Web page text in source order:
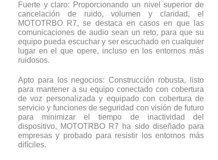
Fuerte y claro: Proporcionando un nivel superior de
cancelación de ruido, volumen y claridad, el
MOTOTRBO R7, se destaca en casos en que las
comunicaciones de audio sean un reto, para que su
equipo pueda escuchar y ser escuchado en cualquier
lugar en el que opere, incluso en los entornos más
ruidosos.
Apto para los negocios: Construcción robusta, listo
para mantener a su equipo conectado con cobertura
de voz personalizada y equipado con cobertura de
servicio y funciones de seguridad con visión de futuro
para minimizar el tiempo de inactividad del
dispositivo, MOTOTRBO R7 ha sido diseñado para
empresas y probado para resistir los entornos más
difíciles.